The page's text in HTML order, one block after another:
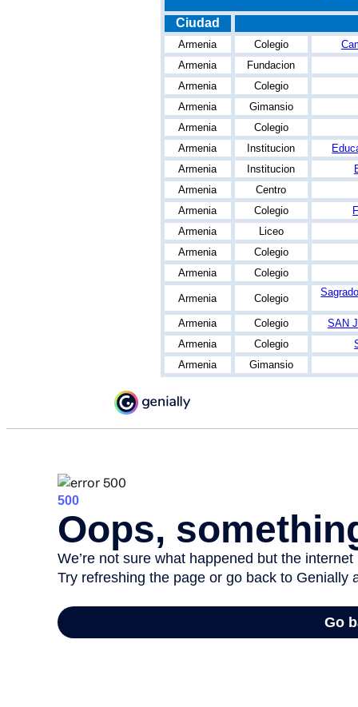
Ciudad
Armenia Colegio
Armenia
Fundacion
Armenia
Colegio
Armenia
Gimansio
Armenia
Colegio
Armenia
Institucion
Armenia
Institucion
Armenia
Centro
Armenia
Colegio
Armenia
Liceo
Armenia
Colegio
Armenia
Colegio
Armenia Colegio
Armenia Colegio
SAN
Armenia
Colegio
Armenia
Gimansio